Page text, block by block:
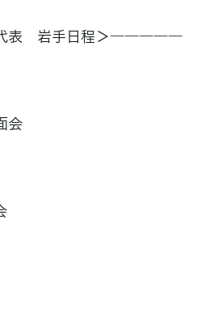
表 岩手日程＞―――――
会